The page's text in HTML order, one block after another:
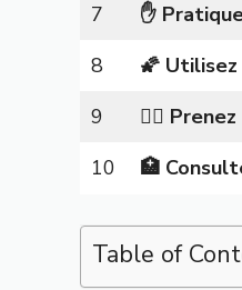
7
✋
8
🌠
9
😮‍💨
10
🏥
Table of